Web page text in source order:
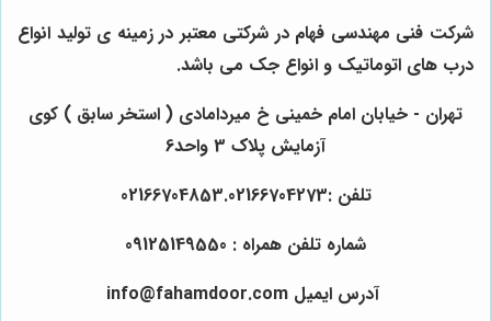
شرکت فنی مهندسی فهام در شرکتی معتبر در زمینه ی تولید انواع
درب های اتوماتیک و انواع جک می باشد.
تهران - خیابان امام خمینی خ میردامادی ( استخر سابق ) کوی
آزمایش پلاک 3 واحد6
تلفن :02166704853.02166704273
شماره تلفن همراه : 09125149550
آدرس ایمیل info@fahamdoor.com